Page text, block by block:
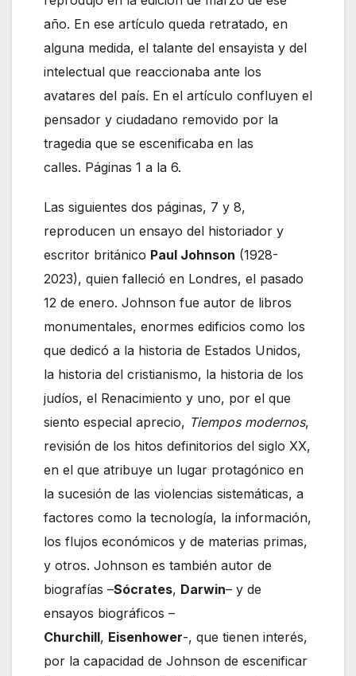
año. En ese artículo queda retratado, en
alguna medida, el talante del ensayista y del
intelectual que reaccionaba ante los
avatares del país. En el artículo confluyen el
pensador y ciudadano removido por la
tragedia que se escenificaba en las
calles. Páginas 1 a la 6.
Las siguientes dos páginas, 7 y 8,
reproducen un ensayo del historiador y
escritor británico Paul Johnson (1928-
2023), quien falleció en Londres, el pasado
12 de enero. Johnson fue autor de libros
monumentales, enormes edificios como los
que dedicó a la historia de Estados Unidos,
la historia del cristianismo, la historia de los
judíos, el Renacimiento y uno, por el que
siento especial aprecio, Tiempos modernos,
revisión de los hitos definitorios del siglo XX,
en el que atribuye un lugar protagónico en
la sucesión de las violencias sistemáticas, a
factores como la tecnología, la información,
los flujos económicos y de materias primas,
y otros. Johnson es también autor de
biografías –Sócrates, Darwin– y de
ensayos biográficos –
Churchill, Eisenhower-, que tienen interés,
por la capacidad de Johnson de escenificar